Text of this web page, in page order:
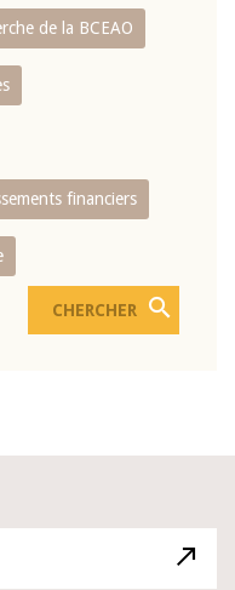
de la BCEAO
financiers